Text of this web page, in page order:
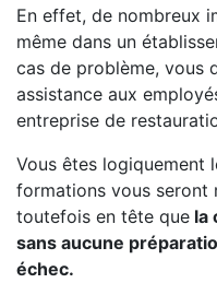
En effet, de nombreux
même dans un
cas de problème, vous
assistance aux
entreprise de
Vous êtes logiquement
formations vous seront
toutefois en tête que la
sans aucune
échec.